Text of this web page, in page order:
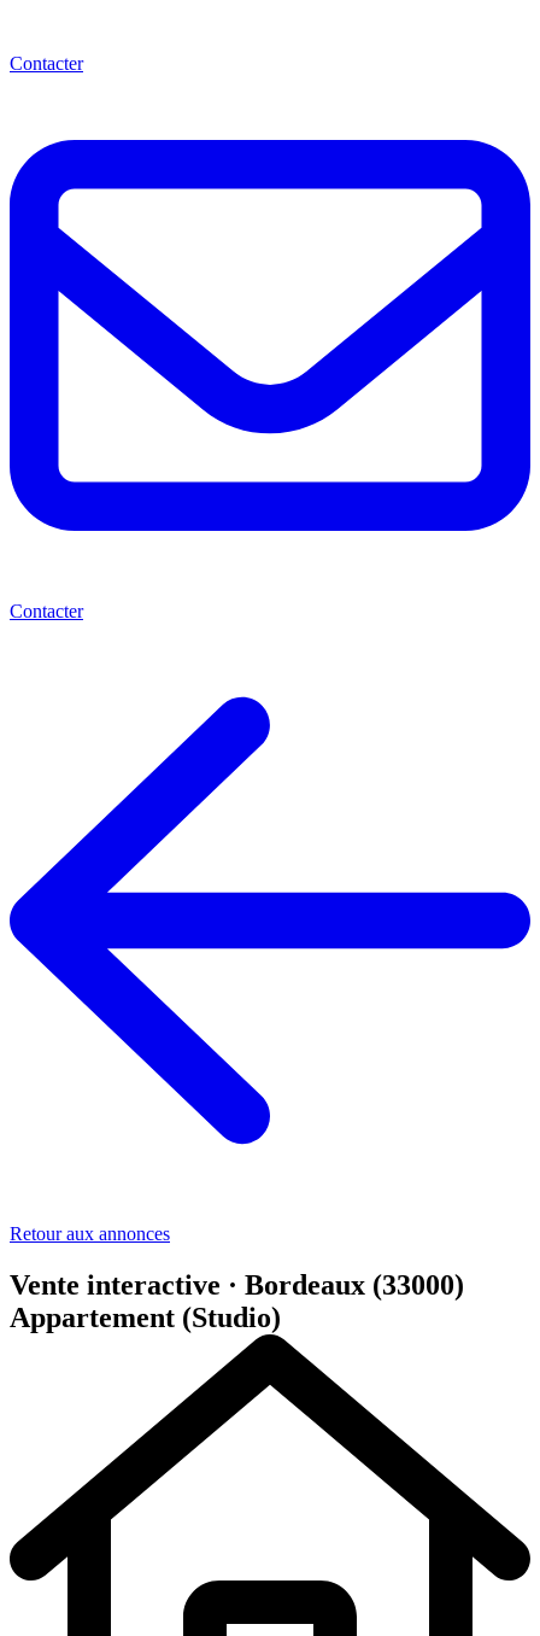
Contacter
Contacter
Retour aux annonces
Vente interactive · Bordeaux (33000)
Appartement (Studio)